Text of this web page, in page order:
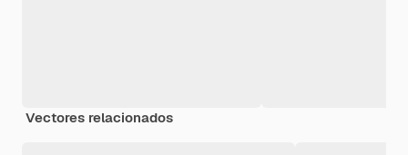
Vectores relacionados